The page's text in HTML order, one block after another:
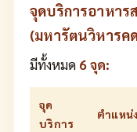
จุดบริการอาหาร
(มหารัตนวิหารค
มีทั้งหมด 6 จุด:
จุด
บริการ
ตำแหน่ง